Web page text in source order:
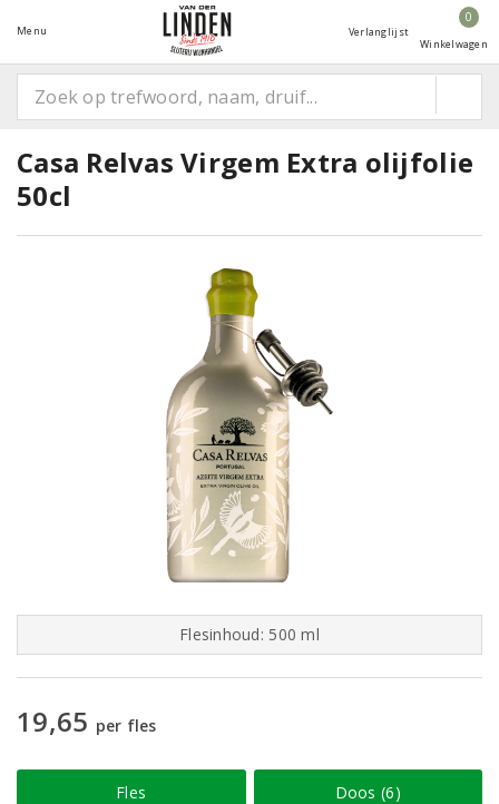
Menu Verlanglijst
0
Winkelwagen
Casa Relvas Virgem Extra olijfolie
50cl
Flesinhoud: 500 ml
19,65 per fles
Fles Doos (6)